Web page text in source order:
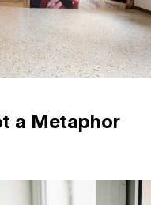
a Metaphor